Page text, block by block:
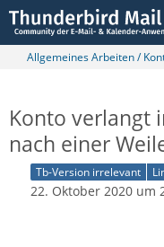
Allgemeines Arbeiten /
Konto verlangt
nach einer
Tb-Version irrelevant
22. Oktober 2020 um